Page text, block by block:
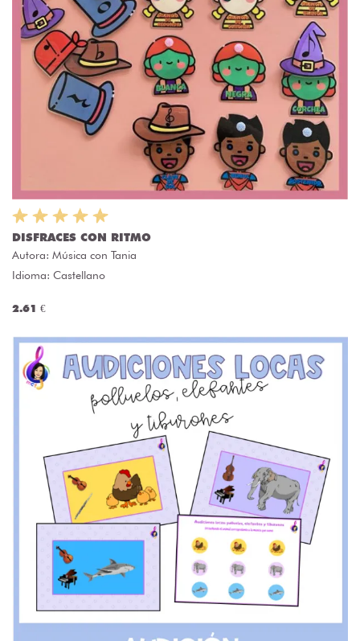
DISFRACES CON RITMO
Autora: Música con Tania
Idioma: Castellano
2.61 €